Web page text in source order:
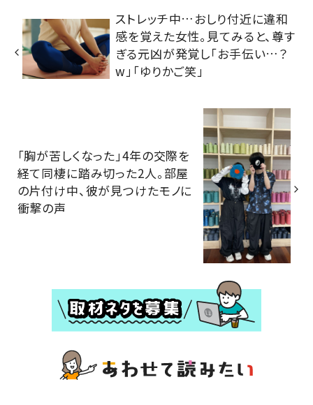
ストレッチ中…おしり付近に違和
感を覚えた女性。見てみると、尊す
ぎる元凶が発覚し「お手伝い…？
w」「ゆりかご笑」
「胸が苦しくなった」4年の交際を
経て同棲に踏み切った2人。部屋
の片付け中、彼が見つけたモノに
衝撃の声